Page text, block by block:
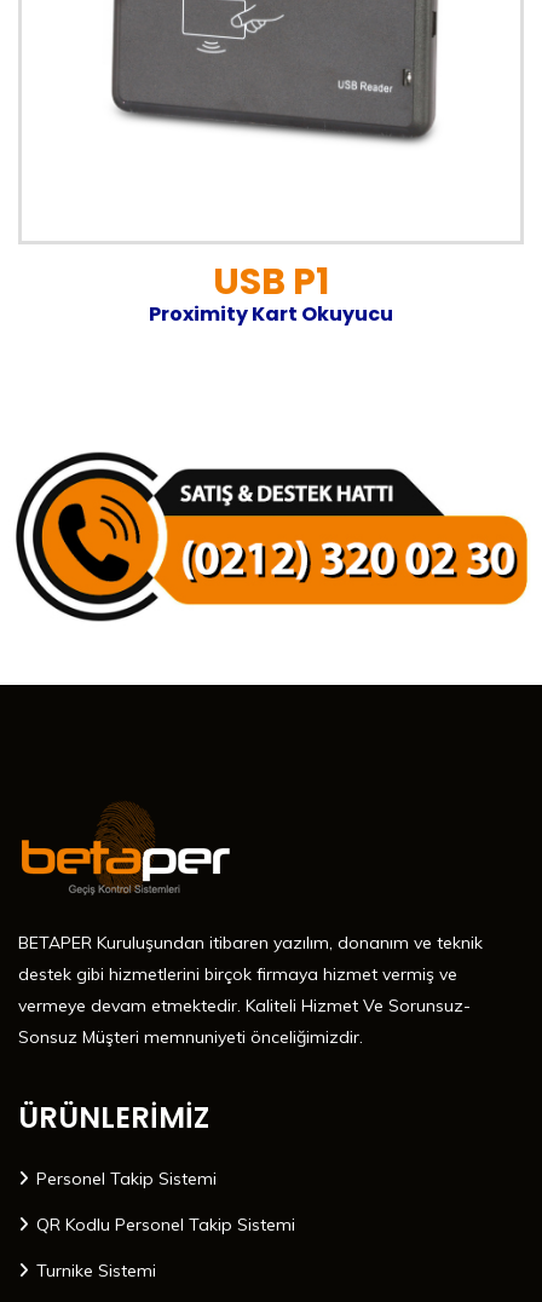
USB P1
Proximity Kart Okuyucu
BETAPER Kuruluşundan itibaren yazılım, donanım ve teknik
destek gibi hizmetlerini birçok firmaya hizmet vermiş ve
vermeye devam etmektedir. Kaliteli Hizmet Ve Sorunsuz-
Sonsuz Müşteri memnuniyeti önceliğimizdir.
ÜRÜNLERİMİZ
Personel Takip Sistemi
QR Kodlu Personel Takip Sistemi
Turnike Sistemi